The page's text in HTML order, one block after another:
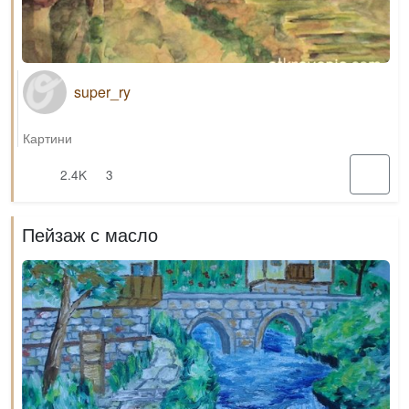
super_ry
Картини
2.4K
3
Пейзаж с масло